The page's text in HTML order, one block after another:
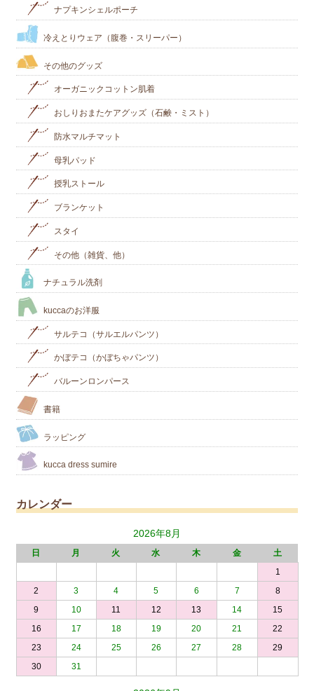
ナプキンシェルポーチ
冷えとりウェア（腹巻・スリーパー）
その他のグッズ
オーガニックコットン肌着
おしりおまたケアグッズ（石鹸・ミスト）
防水マルチマット
母乳パッド
授乳ストール
ブランケット
スタイ
その他（雑貨、他）
ナチュラル洗剤
kuccaのお洋服
サルテコ（サルエルパンツ）
かぼテコ（かぼちゃパンツ）
バルーンロンパース
書籍
ラッピング
kucca dress sumire
カレンダー
2026年8月
日 月 火 水 木 金
土
1
2
3 4 5 6 7
8
9
10 11 12 13 14
15
16
17 18 19 20 21
22
23
24 25 26 27 28
29
30
31